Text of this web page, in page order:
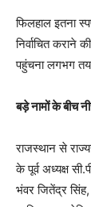
फिलहाल इतना
निर्वाचित कराने
पहुंचना लगभग तय
बड़े नामों के बीच
राजस्थान से
के पूर्व अध्यक्ष
भंवर जितेंद्र